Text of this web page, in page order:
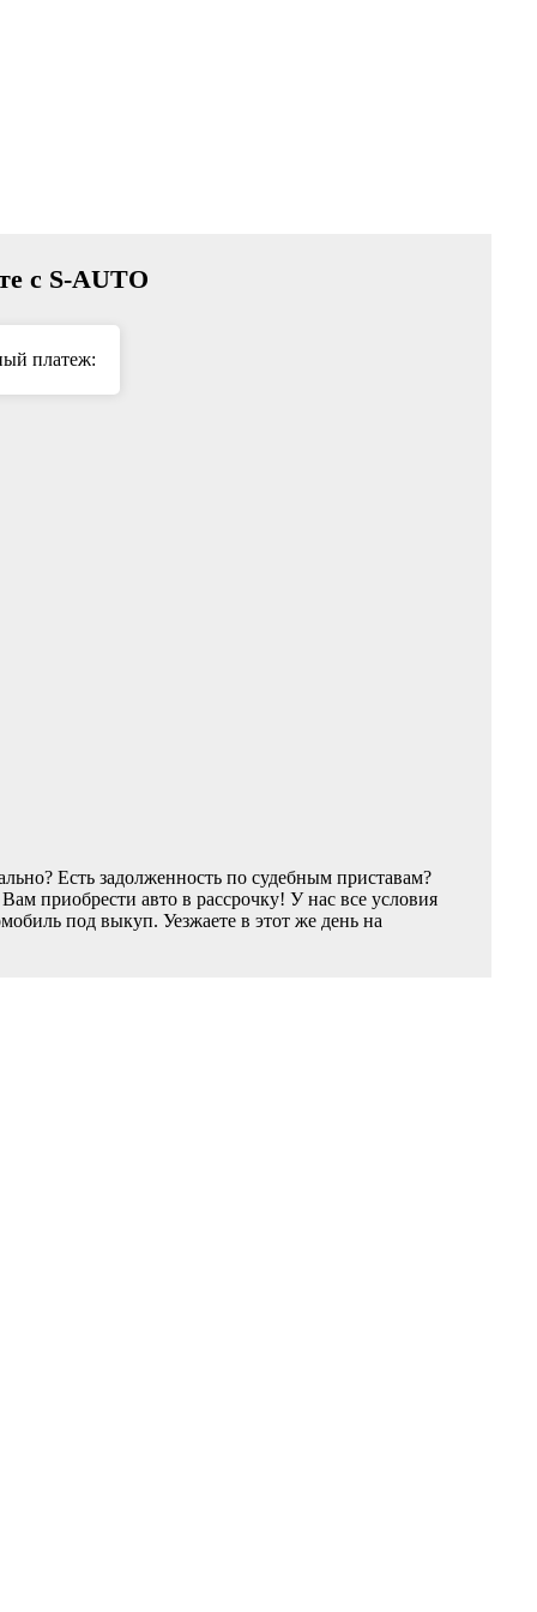
с S-AUTO
платеж:
Есть задолженность по судебным приставам?
приобрести авто в рассрочку! У нас все условия
под выкуп. Уезжаете в этот же день на